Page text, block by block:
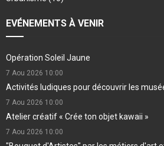
EVÉNEMENTS À VENIR
Opération Soleil Jaune
7 Aou 2026 10:00
Activités ludiques pour découvrir les
7 Aou 2026 10:00
Atelier créatif « Crée ton objet kawaii »
7 Aou 2026 10:00